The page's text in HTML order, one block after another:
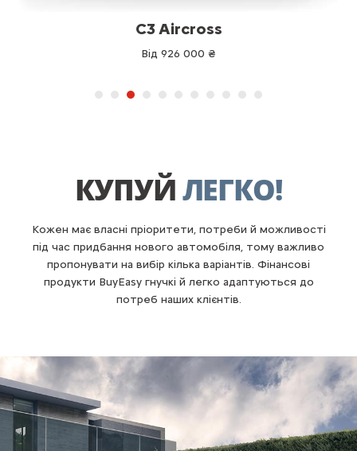
C3 Aircross
Від 926 000 ₴
КУПУЙЛЕГКО!
Кожен має власні пріоритети, потреби й можливості
під час придбання нового автомобіля, тому важливо
пропонувати на вибір кілька варіантів. Фінансові
продукти BuyEasy гнучкі й легко адаптуються до
потреб наших клієнтів.